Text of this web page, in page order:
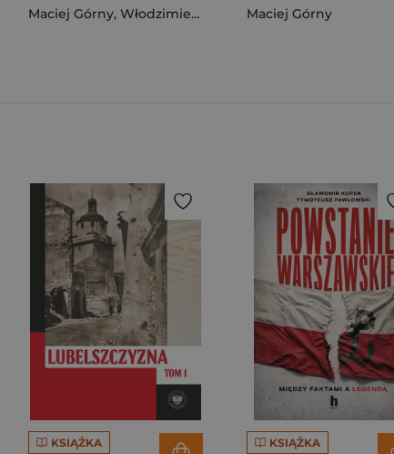
Maciej Górny, Włodzimierz Borodziej Maciej Górny
KSIĄŻKA KSIĄŻKA